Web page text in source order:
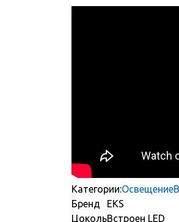
Категории:Освещение
Бренд
EKS
ЦокольВстроен LED